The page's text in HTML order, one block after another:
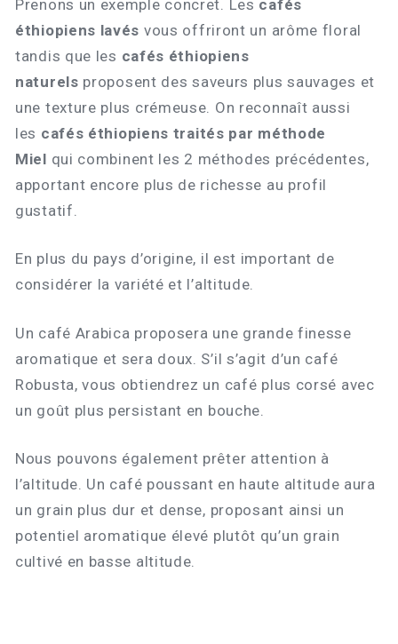
Prenons un exemple concret. Les cafés
éthiopiens lavés vous offriront un arôme floral
tandis que les cafés éthiopiens
naturels proposent des saveurs plus sauvages et
une texture plus crémeuse. On reconnaît aussi
les cafés éthiopiens traités par méthode
Miel qui combinent les 2 méthodes précédentes,
apportant encore plus de richesse au profil
gustatif.
En plus du pays d’origine, il est important de
considérer la variété et l’altitude.
Un café Arabica proposera une grande finesse
aromatique et sera doux. S’il s’agit d’un café
Robusta, vous obtiendrez un café plus corsé avec
un goût plus persistant en bouche.
Nous pouvons également prêter attention à
l’altitude. Un café poussant en haute altitude aura
un grain plus dur et dense, proposant ainsi un
potentiel aromatique élevé plutôt qu’un grain
cultivé en basse altitude.